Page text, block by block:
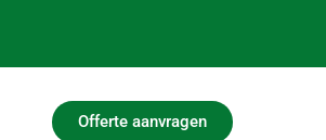
Offerte aanvragen